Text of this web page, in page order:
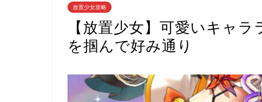
放置少女攻略
【放置少女】可愛いキャ
を掴んで好み通り